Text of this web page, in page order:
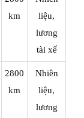
km
liệu,
lương
tài xế
2800
km
Nhiên
liệu,
lương